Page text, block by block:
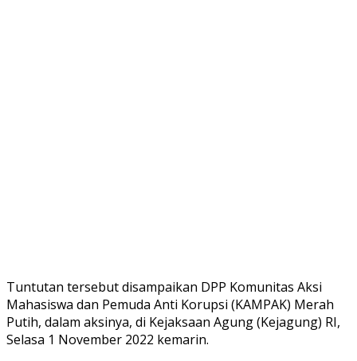
Tuntutan tersebut disampaikan DPP Komunitas Aksi
Mahasiswa dan Pemuda Anti Korupsi (KAMPAK) Merah
Putih, dalam aksinya, di Kejaksaan Agung (Kejagung) RI,
Selasa 1 November 2022 kemarin.